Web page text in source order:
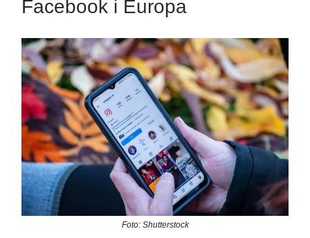
Facebook i Europa
Foto: Shutterstock